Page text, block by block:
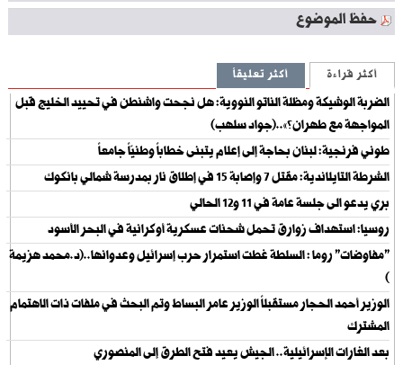
حفظ الموضوع
أكثر قراءة أكثر تعليقاً
الضربة الوشيكة ومظلة الناتو النووية: هل نجحت واشنطن في تحييد الخليج قبل
المواجهة مع طهران؟»..(جواد سلهب)
طوني فرنجية: لبنان بحاجة إلى إعلام يتبنى خطاباً وطنيّاً جامعاً
الشرطة التايلاندية: مقتل 7 وإصابة 15 في إطلاق نار بمدرسة شمالي بانكوك
بري يدعو الى جلسة عامة في 11 و12 الحالي
روسيا: استهداف زوارق تحمل شحنات عسكرية أوكرانية في البحر الأسود
"مفاوضات" روما : السلطة غطت استمرار حرب إسرائيل وعدوانها..(د.محمد هزيمة
)
الوزير أحمد الحجار مستقبلاً الوزير عامر البساط وتم البحث في ملفات ذات الاهتمام
المشترك
بعد الغارات الإسرائيلية.. الجيش يعيد فتح الطرق إلى المنصوري